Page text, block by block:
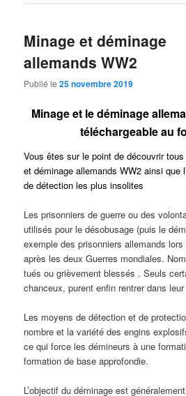
Minage et déminage
allemands WW2
Publié le25 novembre 2019
Minage et le déminage
téléchargeable au
Vous êtes sur le point de découvrir
et déminage allemands WW2 ainsi que
de détection les plus insolites
Les prisonniers de guerre ou des
utilisés pour le désobusage (puis le
exemple des prisonniers allemands
après les deux Guerres mondiales.
tués ou grièvement blessés . Seuls
chanceux, purent enfin rentrer dans
Les moyens de détection et de
nombre et la variété des engins
ce qui force les démineurs à une
formation de base approfondie.
L’objectif du déminage est